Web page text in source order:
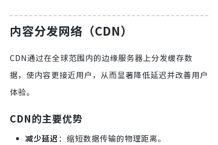
内容分发网络（CDN）
CDN通过在全球范围内的边缘服务器上分发缓存数
据，使内容更接近用户，从而显著降低延迟并改善用户
体验。
CDN的主要优势
减少延迟：缩短数据传输的物理距离。